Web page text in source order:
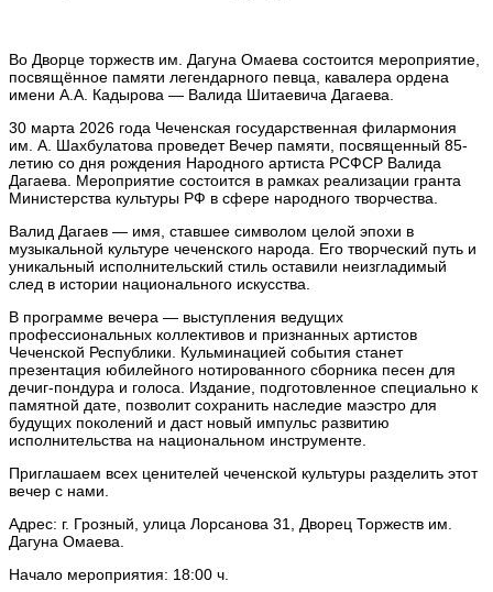
Во Дворце торжеств им. Дагуна Омаева состоится мероприятие,
посвящённое памяти легендарного певца, кавалера ордена
имени А.А. Кадырова — Валида Шитаевича Дагаева.
30 марта 2026 года Чеченская государственная филармония
им. А. Шахбулатова проведет Вечер памяти, посвященный 85-
летию со дня рождения Народного артиста РСФСР Валида
Дагаева. Мероприятие состоится в рамках реализации гранта
Министерства культуры РФ в сфере народного творчества.
Валид Дагаев — имя, ставшее символом целой эпохи в
музыкальной культуре чеченского народа. Его творческий путь и
уникальный исполнительский стиль оставили неизгладимый
след в истории национального искусства.
В программе вечера — выступления ведущих
профессиональных коллективов и признанных артистов
Чеченской Республики. Кульминацией события станет
презентация юбилейного нотированного сборника песен для
дечиг-пондура и голоса. Издание, подготовленное специально к
памятной дате, позволит сохранить наследие маэстро для
будущих поколений и даст новый импульс развитию
исполнительства на национальном инструменте.
Приглашаем всех ценителей чеченской культуры разделить этот
вечер с нами.
Адрес: г. Грозный, улица Лорсанова 31, Дворец Торжеств им.
Дагуна Омаева.
Начало мероприятия: 18:00 ч.